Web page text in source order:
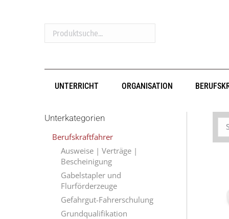
Produktsuche...
UNTERRICHT ORGANISATION
Unterkategorien
Berufskraftfahrer
Ausweise | Verträge |
Bescheinigung
Gabelstapler und
Flurförderzeuge
Gefahrgut-Fahrerschulung
Grundqualifikation